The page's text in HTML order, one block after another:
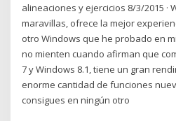
alineaciones y ejercicios 8/3/2015 ·
maravillas, ofrece la mejor
otro Windows que he probado en
no mienten cuando afirman que
7 y Windows 8.1, tiene un gran
enorme cantidad de funciones
consigues en ningún otro